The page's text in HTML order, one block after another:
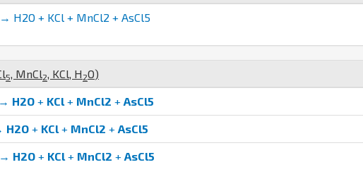
→ H2O + KCl + MnCl2 + AsCl5
5, MnCl2, KCl, H 2O)
H2O + KCl+ MnCl2 + AsCl5
H2O + KCl+ MnCl2 + AsCl5
H2O + KCl+ MnCl2 + AsCl5